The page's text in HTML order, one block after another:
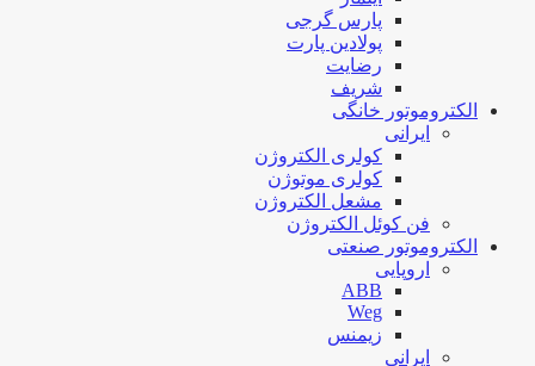
پارس گرجی
پولادین پارت
رضایت
شریف
الکتروموتور خانگی
ایرانی
کولری الکتروژن
کولری موتوژن
مشعل الکتروژن
فن کوئل الکتروژن
الکتروموتور صنعتی
اروپایی
ABB
Weg
زیمنس
ایرانی